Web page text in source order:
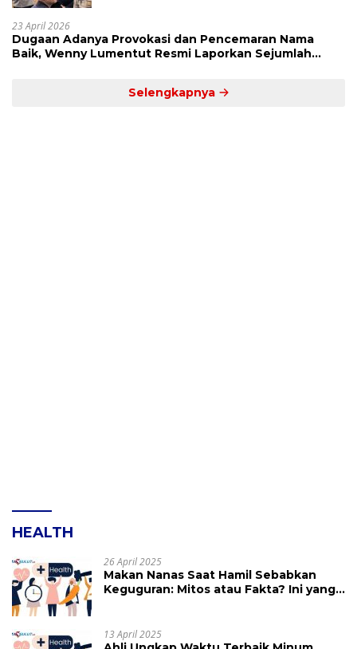
23 April 2026
Dugaan Adanya Provokasi dan Pencemaran Nama
Baik, Wenny Lumentut Resmi Laporkan Sejumlah
Selengkapnya
HEALTH
26 April 2025
Makan Nanas Saat Hamil Sebabkan
Keguguran: Mitos atau Fakta? Ini yang
13 April 2025